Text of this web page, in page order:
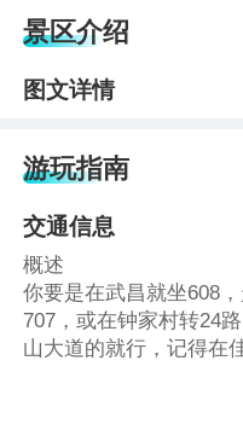
景区介绍
图文详情
游玩指南
交通信息
概述
你要是在武昌就坐608
707，或在钟家村转24
山大道的就行，记得在